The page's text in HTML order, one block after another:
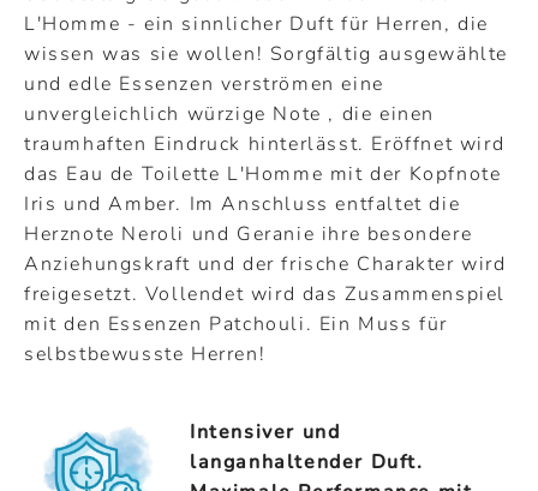
L'Homme - ein sinnlicher Duft für Herren, die
wissen was sie wollen! Sorgfältig ausgewählte
und edle Essenzen verströmen eine
unvergleichlich würzige Note , die einen
traumhaften Eindruck hinterlässt. Eröffnet wird
das Eau de Toilette L'Homme mit der Kopfnote
Iris und Amber. Im Anschluss entfaltet die
Herznote Neroli und Geranie ihre besondere
Anziehungskraft und der frische Charakter wird
freigesetzt. Vollendet wird das Zusammenspiel
mit den Essenzen Patchouli. Ein Muss für
selbstbewusste Herren!
Intensiver und
langanhaltender Duft.